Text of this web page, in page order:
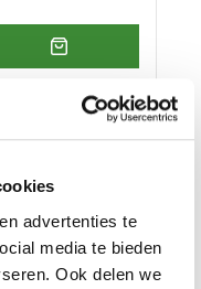
advertenties te
media te bieden
Ook delen we